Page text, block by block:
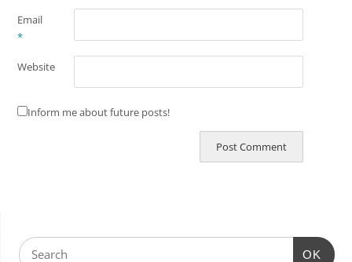
Email
*
Website
Inform me about future posts!
OK